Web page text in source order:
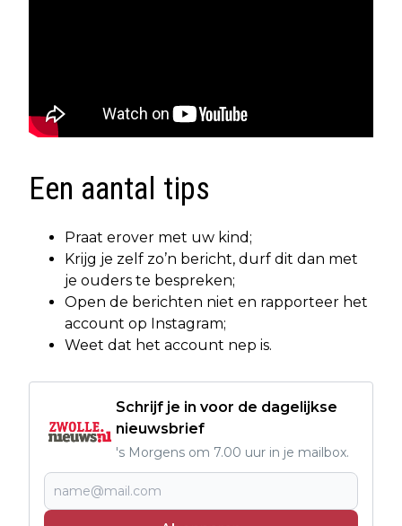
Een aantal tips
Praat erover met uw kind;
Krijg je zelf zo’n bericht, durf dit dan met
je ouders te bespreken;
Open de berichten niet en rapporteer het
account op Instagram;
Weet dat het account nep is.
Schrijf je in voor de dagelijkse
nieuwsbrief
's Morgens om 7.00 uur in je mailbox.